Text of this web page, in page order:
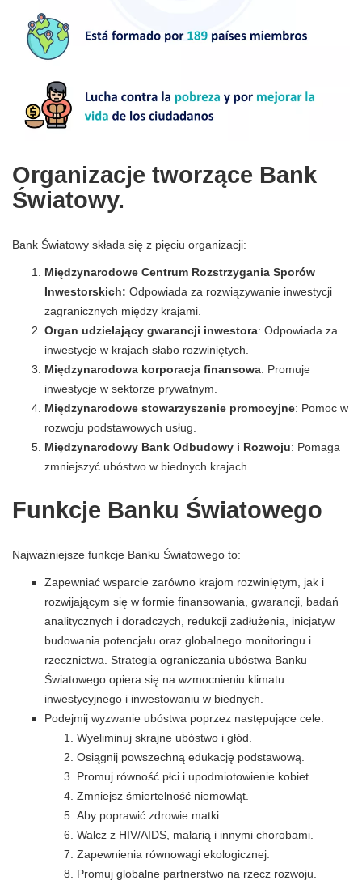
Organizacje tworzące Bank
Światowy.
Bank Światowy składa się z pięciu organizacji:
Międzynarodowe Centrum Rozstrzygania Sporów
Inwestorskich: Odpowiada za rozwiązywanie inwestycji
zagranicznych między krajami.
Organ udzielający gwarancji inwestora: Odpowiada za
inwestycje w krajach słabo rozwiniętych.
Międzynarodowa korporacja finansowa: Promuje
inwestycje w sektorze prywatnym.
Międzynarodowe stowarzyszenie promocyjne: Pomoc w
rozwoju podstawowych usług.
Międzynarodowy Bank Odbudowy i Rozwoju: Pomaga
zmniejszyć ubóstwo w biednych krajach.
Funkcje Banku Światowego
Najważniejsze funkcje Banku Światowego to:
Zapewniać wsparcie zarówno krajom rozwiniętym, jak i
rozwijającym się w formie finansowania, gwarancji, badań
analitycznych i doradczych, redukcji zadłużenia, inicjatyw
budowania potencjału oraz globalnego monitoringu i
rzecznictwa. Strategia ograniczania ubóstwa Banku
Światowego opiera się na wzmocnieniu klimatu
inwestycyjnego i inwestowaniu w biednych.
Podejmij wyzwanie ubóstwa poprzez następujące cele:
Wyeliminuj skrajne ubóstwo i głód.
Osiągnij powszechną edukację podstawową.
Promuj równość płci i upodmiotowienie kobiet.
Zmniejsz śmiertelność niemowląt.
Aby poprawić zdrowie matki.
Walcz z HIV/AIDS, malarią i innymi chorobami.
Zapewnienia równowagi ekologicznej.
Promuj globalne partnerstwo na rzecz rozwoju.